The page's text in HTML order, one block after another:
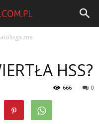
HSS?
0
666